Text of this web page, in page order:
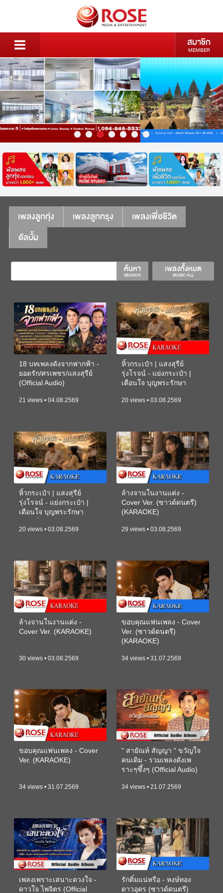
สมาชิก
MEMBER
เพลงลูกทุ่ง เพลงลูกกรุง
เพลงเพื่อชีวิต
อัลบั้ม
เพลงทั้งหมด
MUSIC ALL
ค้นหา
SEARCH
18 บทเพลงดังจากฟากฟ้า -
ยอดรัก/ศรเพชร/แสงสุรีย์
(Official Audio)
21 views • 04.08.2569
หิ้วกระเป๋า | แสงสุรีย์
รุ่งโรจน์ - แย่งกระเป๋า |
เตือนใจ บุญพระรักษา
20 views • 03.08.2569
หิ้วกระเป๋า | แสงสุรีย์
รุ่งโรจน์ - แย่งกระเป๋า |
เตือนใจ บุญพระรักษา
20 views • 03.08.2569
ล้างจานในงานแต่ง -
Cover Ver. (ซาวด์ดนตรี)
(KARAOKE)
29 views • 03.08.2569
ล้างจานในงานแต่ง -
Cover Ver. (KARAOKE)
30 views • 03.08.2569
ขอบคุณแฟนเพลง - Cover
Ver. (ซาวด์ดนตรี)
(KARAOKE)
34 views • 31.07.2569
ขอบคุณแฟนเพลง - Cover
Ver. (KARAOKE)
34 views • 31.07.2569
" สายัณห์ สัญญา " ขวัญใจ
คนเดิม - รวมเพลงดังเพ
ราะๆซึ้งๆ (Official Audio)
34 views • 21.07.2569
เพลงเพราะเสนาะดวงใจ -
ดาวใจ ไพจิตร (Official
รักติ๋มแน่หรือ - หงษ์ทอง
ดาวอุดร (ซาวด์ดนตรี)